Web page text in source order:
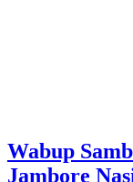
Wabup
Jambore